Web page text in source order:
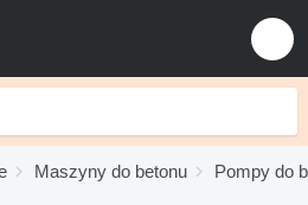
Maszyny do betonu Pompy do